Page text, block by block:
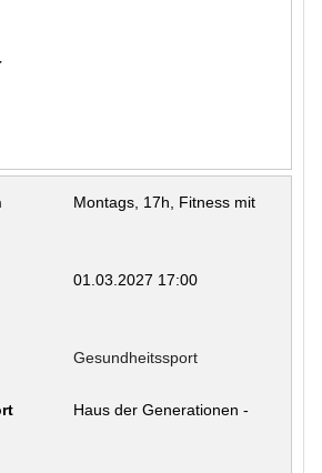
Montags, 17h, Fitness mit
01.03.2027 17:00
Gesundheitssport
Haus der Generationen -